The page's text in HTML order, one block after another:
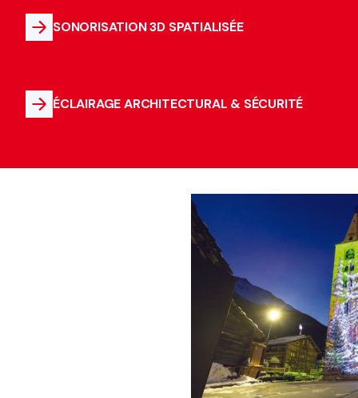
SONORISATION 3D SPATIALISÉE
ÉCLAIRAGE ARCHITECTURAL & SÉCURITÉ